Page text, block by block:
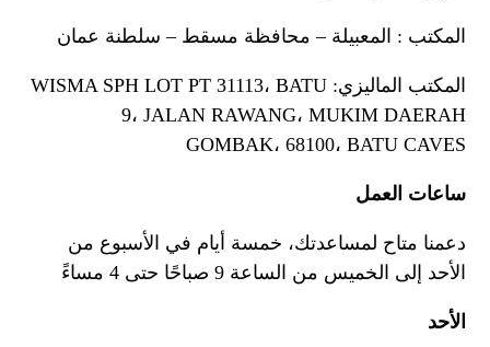
المكتب : المعبيلة – محافظة مسقط – سلطنة عمان
المكتب الماليزي: WISMA SPH LOT PT 31113، BATU
9، JALAN RAWANG، MUKIM DAERAH
GOMBAK، 68100، BATU CAVES
ساعات العمل
دعمنا متاح لمساعدتك، خمسة أيام في الأسبوع من
الأحد إلى الخميس من الساعة 9 صباحًا حتى 4 مساءً
الأحد